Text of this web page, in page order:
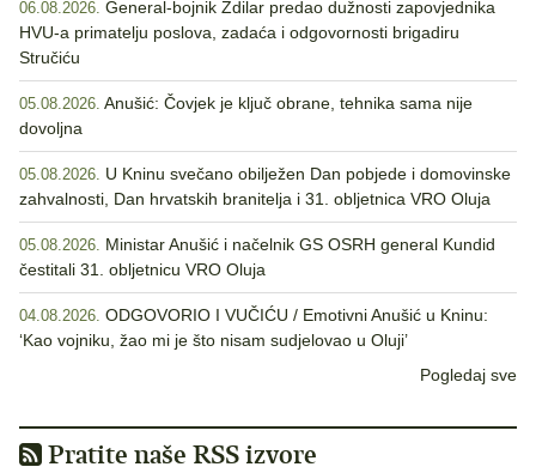
06.08.2026. General-bojnik Zdilar predao dužnosti zapovjednika
HVU-a primatelju poslova, zadaća i odgovornosti brigadiru
Stručiću
05.08.2026. Anušić: Čovjek je ključ obrane, tehnika sama nije
dovoljna
05.08.2026. U Kninu svečano obilježen Dan pobjede i domovinske
zahvalnosti, Dan hrvatskih branitelja i 31. obljetnica VRO Oluja
05.08.2026. Ministar Anušić i načelnik GS OSRH general Kundid
čestitali 31. obljetnicu VRO Oluja
04.08.2026. ODGOVORIO I VUČIĆU / Emotivni Anušić u Kninu:
‘Kao vojniku, žao mi je što nisam sudjelovao u Oluji’
Pogledaj sve
Pratite naše RSS izvore